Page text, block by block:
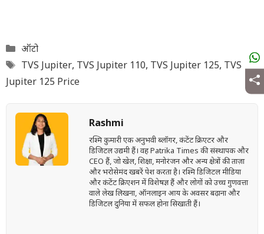
Categories
ऑटो
Tags
TVS Jupiter, TVS Jupiter 110, TVS Jupiter 125, TVS
Jupiter 125 Price
Rashmi
रश्मि कुमारी एक अनुभवी ब्लॉगर, कंटेंट क्रिएटर और
डिजिटल उद्यमी हैं। वह Patrika Times की संस्थापक और
CEO हैं, जो खेल, शिक्षा, मनोरंजन और अन्य क्षेत्रों की ताज़ा
और भरोसेमंद खबरें पेश करता है। रश्मि डिजिटल मीडिया
और कंटेंट क्रिएशन में विशेषज्ञ हैं और लोगों को उच्च गुणवत्ता
वाले लेख लिखना, ऑनलाइन आय के अवसर बढ़ाना और
डिजिटल दुनिया में सफल होना सिखाती हैं।